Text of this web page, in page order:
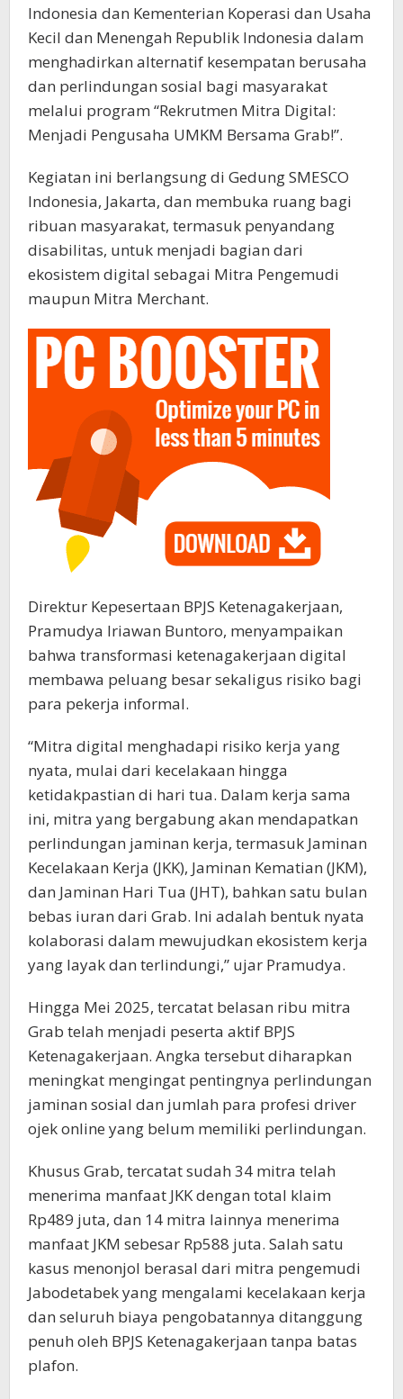
Indonesia dan Kementerian Koperasi dan Usaha
Kecil dan Menengah Republik Indonesia dalam
menghadirkan alternatif kesempatan berusaha
dan perlindungan sosial bagi masyarakat
melalui program “Rekrutmen Mitra Digital:
Menjadi Pengusaha UMKM Bersama Grab!”.
Kegiatan ini berlangsung di Gedung SMESCO
Indonesia, Jakarta, dan membuka ruang bagi
ribuan masyarakat, termasuk penyandang
disabilitas, untuk menjadi bagian dari
ekosistem digital sebagai Mitra Pengemudi
maupun Mitra Merchant.
Direktur Kepesertaan BPJS Ketenagakerjaan,
Pramudya Iriawan Buntoro, menyampaikan
bahwa transformasi ketenagakerjaan digital
membawa peluang besar sekaligus risiko bagi
para pekerja informal.
“Mitra digital menghadapi risiko kerja yang
nyata, mulai dari kecelakaan hingga
ketidakpastian di hari tua. Dalam kerja sama
ini, mitra yang bergabung akan mendapatkan
perlindungan jaminan kerja, termasuk Jaminan
Kecelakaan Kerja (JKK), Jaminan Kematian (JKM),
dan Jaminan Hari Tua (JHT), bahkan satu bulan
bebas iuran dari Grab. Ini adalah bentuk nyata
kolaborasi dalam mewujudkan ekosistem kerja
yang layak dan terlindungi,” ujar Pramudya.
Hingga Mei 2025, tercatat belasan ribu mitra
Grab telah menjadi peserta aktif BPJS
Ketenagakerjaan. Angka tersebut diharapkan
meningkat mengingat pentingnya perlindungan
jaminan sosial dan jumlah para profesi driver
ojek online yang belum memiliki perlindungan.
Khusus Grab, tercatat sudah 34 mitra telah
menerima manfaat JKK dengan total klaim
Rp489 juta, dan 14 mitra lainnya menerima
manfaat JKM sebesar Rp588 juta. Salah satu
kasus menonjol berasal dari mitra pengemudi
Jabodetabek yang mengalami kecelakaan kerja
dan seluruh biaya pengobatannya ditanggung
penuh oleh BPJS Ketenagakerjaan tanpa batas
plafon.